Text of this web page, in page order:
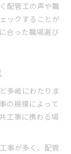
配管工の声や職
ックすることが
合った職場選び
多岐にわたりま
の規模によって
工事に携わる場
事が多く、配管